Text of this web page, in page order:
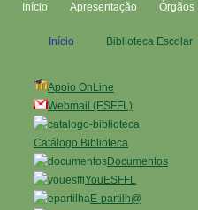
Início Apresentação Órgãos
Apoio OnLine
Webmail (ESFFL)
Catálogo Biblioteca
Documentos
YouESFFL
E-partilh@
Início Biblioteca Escolar